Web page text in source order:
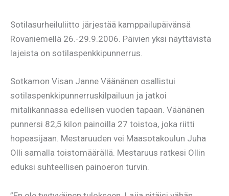
Sotilasurheiluliitto järjestää kamppailupäivänsä
Rovaniemellä 26.-29.9.2006. Päivien yksi näyttävistä
lajeista on sotilaspenkkipunnerrus.
Sotkamon Visan Janne Väänänen osallistui
sotilaspenkkipunnerruskilpailuun ja jatkoi
mitalikannassa edellisen vuoden tapaan. Väänänen
punnersi 82,5 kilon painoilla 27 toistoa, joka riitti
hopeasijaan. Mestaruuden vei Maasotakoulun Juha
Olli samalla toistomäärällä. Mestaruus ratkesi Ollin
eduksi suhteellisen painoeron turvin.